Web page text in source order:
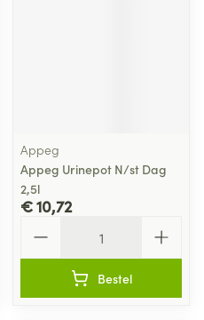
Appeg
Appeg Urinepot N/st Dag
2,5l
€ 10,72
Bestel